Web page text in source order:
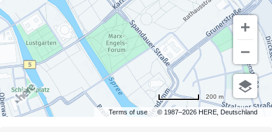
Angebot Informationen
Jobs
Datenschutz
Impressum
AGB
Terms of use © 1987–2026 HERE, Deutschland
200 m
FACHRICHTUNG
VERSICHERUNGSART
gesetzlich
privat